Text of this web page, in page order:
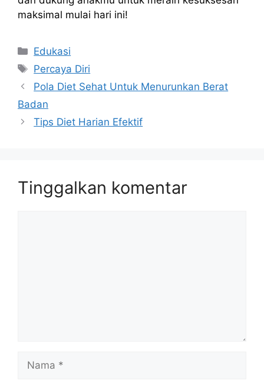
maksimal mulai hari ini!
Kategori
Edukasi
Tag
Percaya Diri
Pola Diet Sehat Untuk Menurunkan Berat
Badan
Tips Diet Harian Efektif
Tinggalkan komentar